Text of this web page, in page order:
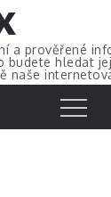
a prověřené
budete hledat
naše
Menu